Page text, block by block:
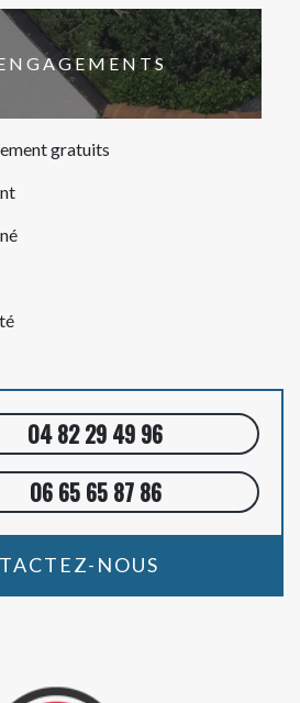
gratuits
04 82 29 49 96
06 65 65 87 86
NOUS